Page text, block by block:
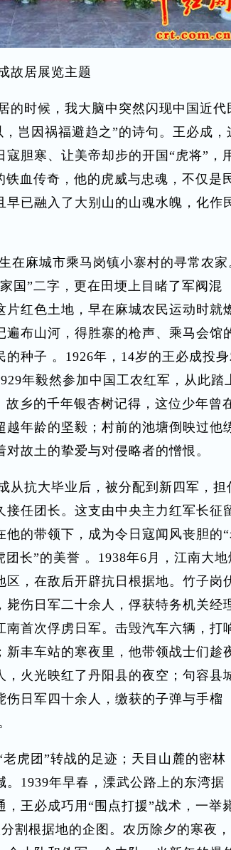
故居展览主题
时候，我大脑中突然闪现中国近代
岂因祸福避趋之”的诗句。王必成，
胆寒、让美帝却步的开国“虎将”，
血传奇，他的虎威与忠魂，不仅是
已融入了大别山的山魂水魄，化作
麻城市乘马岗镇小寨村的寻常农家
国”二字，更在田埂上目睹了军阀混
红色土地，早在麻城农民运动时就
布山河，得胜寨的枪声、乘马会馆
种子 。1926年，14岁的王必成投身
年毅然参加中国工农红军，从此踏
乡的千年银杏树记得，这位少年曾
年龄的坚毅；村前的池塘倒映过他
故土的挚爱与对侵略者的憎恨。
抗大毕业后，被分配到新四军，担
任团长。这支由中央主力红军长征
的带领下，成为令日寇闻风丧胆的
长”的美誉 。1938年6月，江南大地
，在敌后开辟抗日根据地。竹子岗
伤日军二十余人，俘获特务机关经
首次俘虏日军。击毁汽车六辆，打
丰车站的寒夜里，他带领战士们趁
火光映红了丹阳县的夜空；句容县
日军四十余人，缴获的子弹与手榴
虎团”转战的足迹；天目山麓的密林
1939年早春，溧武公路上的东湾据
王必成巧用“围点打援”战术，一举
割根据地的企图。农历除夕的寒夜